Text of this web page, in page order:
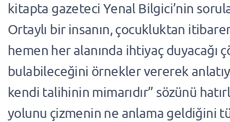
kitapta gazeteci Yenal Bilgici’nin
Ortaylı bir insanın, çocukluktan
hemen her alanında ihtiyaç duyacağı
bulabileceğini örnekler vererek
kendi talihinin mimarıdır” sözünü
yolunu çizmenin ne anlama geldiğini